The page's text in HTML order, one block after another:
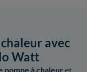
avec
Watt
à chaleur et